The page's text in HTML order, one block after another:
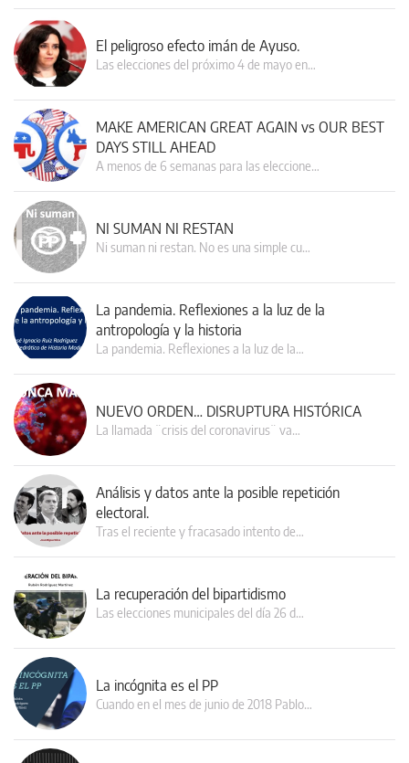
El peligroso efecto imán de Ayuso.
Las elecciones del próximo 4 de mayo en…
MAKE AMERICAN GREAT AGAIN vs OUR BEST
DAYS STILL AHEAD
A menos de 6 semanas para las eleccione…
NI SUMAN NI RESTAN
Ni suman ni restan. No es una simple cu…
La pandemia. Reflexiones a la luz de la
antropología y la historia
La pandemia. Reflexiones a la luz de la…
NUEVO ORDEN… DISRUPTURA HISTÓRICA
La llamada ¨crisis del coronavirus¨ va…
Análisis y datos ante la posible repetición
electoral.
Tras el reciente y fracasado intento de…
La recuperación del bipartidismo
Las elecciones municipales del día 26 d…
La incógnita es el PP
Cuando en el mes de junio de 2018 Pablo…